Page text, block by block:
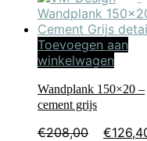
was:
Toevoegen aan
winkelwagen
Wandplank 150×20 –
cement grijs
€208,00 €